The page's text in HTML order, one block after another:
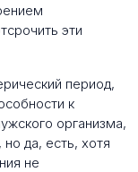
эти
период,
к
организма,
да, есть, хотя
не